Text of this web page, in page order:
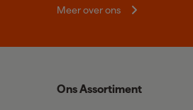
Meer over ons
Ons Assortiment